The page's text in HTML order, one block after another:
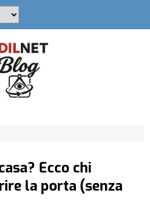
Ecco chi
la porta (senza